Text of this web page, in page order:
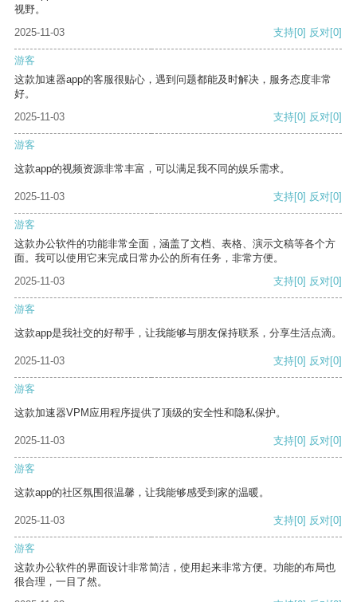
视野。
2025-11-03
支持[0] 反对[0]
游客
这款加速器app的客服很贴心，遇到问题都能及时解决，服务态度非常
好。
2025-11-03
支持[0] 反对[0]
游客
这款app的视频资源非常丰富，可以满足我不同的娱乐需求。
2025-11-03 支持[0] 反对[0]
游客
这款办公软件的功能非常全面，涵盖了文档、表格、演示文稿等各个方
面。我可以使用它来完成日常办公的所有任务，非常方便。
2025-11-03
支持[0] 反对[0]
游客
这款app是我社交的好帮手，让我能够与朋友保持联系，分享生活点滴。
2025-11-03 支持[0] 反对[0]
游客
这款加速器VPM应用程序提供了顶级的安全性和隐私保护。
2025-11-03 支持[0] 反对[0]
游客
这款app的社区氛围很温馨，让我能够感受到家的温暖。
2025-11-03 支持[0] 反对[0]
游客
这款办公软件的界面设计非常简洁，使用起来非常方便。功能的布局也
很合理，一目了然。